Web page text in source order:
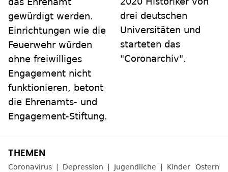
gewürdigt werden.
Einrichtungen wie die
Feuerwehr würden
ohne freiwilliges
Engagement nicht
funktionieren, betont
die Ehrenamts- und
Engagement-Stiftung.
drei deutschen
Universitäten und
starteten das
"Coronarchiv".
Coronavirus Depression Jugendliche Kinder
Ostern